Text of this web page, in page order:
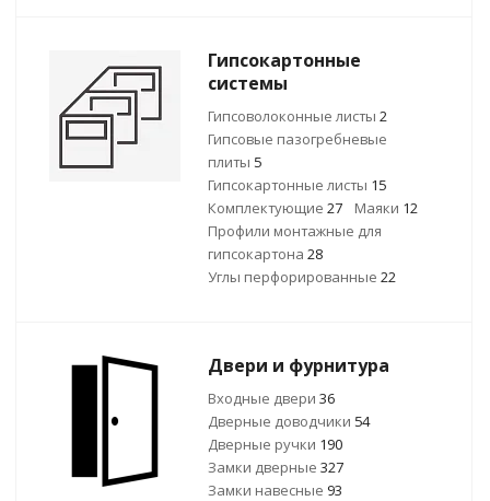
Гипсокартонные
системы
Гипсоволоконные листы 2
Гипсовые пазогребневые
плиты 5
Гипсокартонные листы 15
Комплектующие 27 Маяки 12
Профили монтажные для
гипсокартона 28
Углы перфорированные 22
Двери и фурнитура
Входные двери 36
Дверные доводчики 54
Дверные ручки 190
Замки дверные 327
Замки навесные 93